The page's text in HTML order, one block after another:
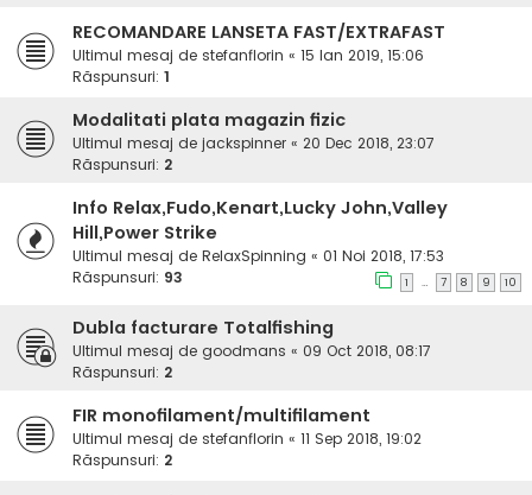
RECOMANDARE LANSETA FAST/EXTRAFAST
Ultimul mesaj de stefanflorin « 15 Ian 2019, 15:06
Răspunsuri: 1
Modalitati plata magazin fizic
Ultimul mesaj de jackspinner « 20 Dec 2018, 23:07
Răspunsuri: 2
Info Relax,Fudo,Kenart,Lucky John,Valley
Hill,Power Strike
Ultimul mesaj de RelaxSpinning « 01 Noi 2018, 17:53
Răspunsuri: 93 1 … 7 8 9 10
Dubla facturare Totalfishing
Ultimul mesaj de goodmans « 09 Oct 2018, 08:17
Răspunsuri: 2
FIR monofilament/multifilament
Ultimul mesaj de stefanflorin « 11 Sep 2018, 19:02
Răspunsuri: 2